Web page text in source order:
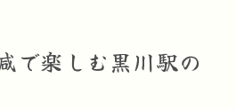
で楽しむ黒川駅の